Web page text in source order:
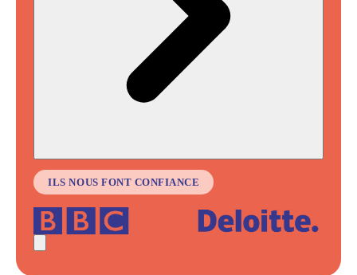
ILS NOUS FONT CONFIANCE